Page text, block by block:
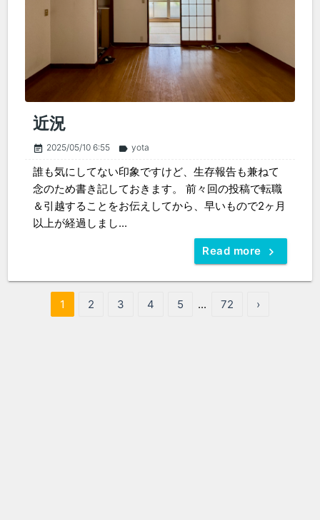
近況
event_note 2025/05/10 6:55 label yota
誰も気にしてない印象ですけど、生存報告も兼ねて
念のため書き記しておきます。 前々回の投稿で転職
＆引越することをお伝えしてから、早いもので2ヶ月
以上が経過しまし...
Read more
1 2 3 4 5 ... 72 ›